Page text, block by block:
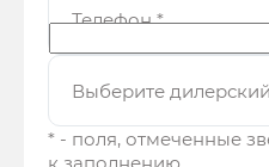
Телефон*
Выберите
* - поля, отмеченные
к заполнению